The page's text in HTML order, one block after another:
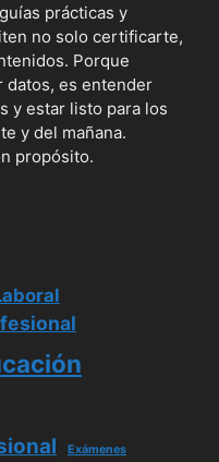
prácticas y
no solo certificarte,
Porque
datos, es entender
y estar listo para los
y del mañana.
propósito.
Exámenes